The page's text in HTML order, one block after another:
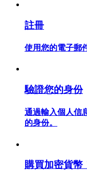
交易策略
註冊
使用您的電子郵
驗證您的身份
通過輸入個人信
的身份。
購買加密貨幣